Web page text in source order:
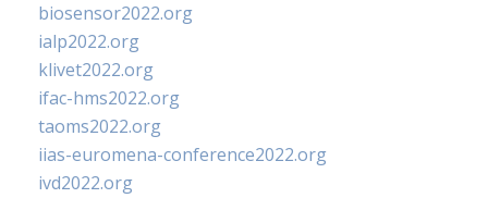
biosensor2022.org
ialp2022.org
klivet2022.org
ifac-hms2022.org
taoms2022.org
iias-euromena-conference2022.org
ivd2022.org